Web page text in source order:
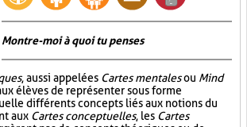
Montre-moi à quoi tu penses
, aussi appelées Cartes mentalesou Mind
élèves de représenter sous forme
différents concepts liés aux notions du
aux Cartes conceptuelles, les Cartes